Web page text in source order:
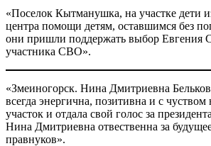
«Поселок Кытманушка, на участке дети
центра помощи детям, оставшимся без
они пришли поддержать выбор Евгения
участника СВО».
«Змеиногорск. Нина Дмитриевна
всегда энергична, позитивна и с
участок и отдала свой голос за
Нина Дмитриевна отвественна за
правнуков».